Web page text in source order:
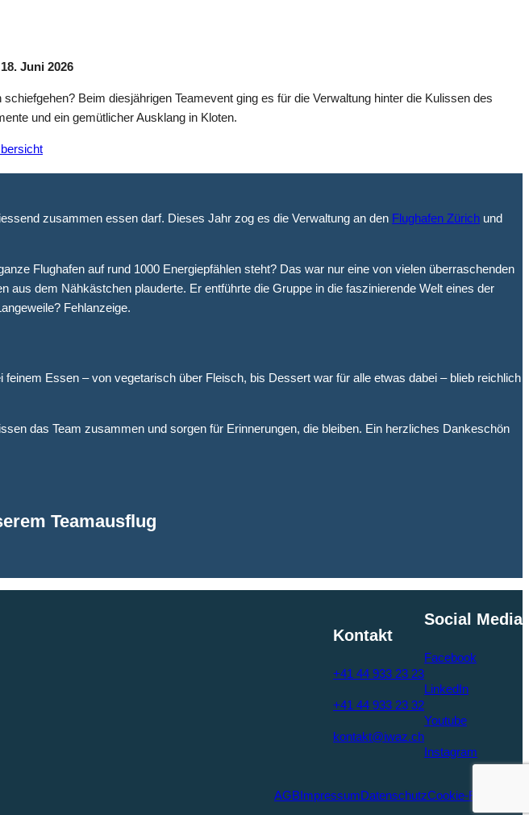
18. Juni 2026
Beim diesjährigen Teamevent ging es für die Verwaltung hinter die Kulissen des
und ein gemütlicher Ausklang in Kloten.
zusammen essen darf. Dieses Jahr zog es die Verwaltung an den Flughafen Zürich und
Flughafen auf rund 1000 Energiepfählen steht? Das war nur eine von vielen überraschenden
dem Nähkästchen plauderte. Er entführte die Gruppe in die faszinierende Welt eines der
Fehlanzeige.
feinem Essen – von vegetarisch über Fleisch, bis Dessert war für alle etwas dabei – blieb reichlich
das Team zusammen und sorgen für Erinnerungen, die bleiben. Ein herzliches Dankeschön
Teamausflug
Kontakt
+41 44 933 23 23
+41 44 933 23 32
kontakt@iwaz.ch
Social Media
Facebook
LinkedIn
Youtube
Instagram
AGBImpressumDatenschutzCookie-Richtlinien